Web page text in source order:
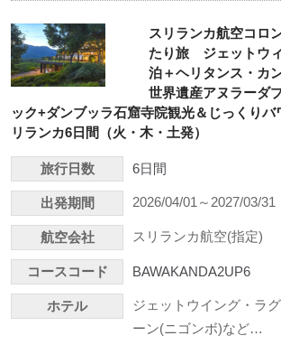
スリランカ航空コロ
たり旅 ジェットウ
泊＋ヘリタンス・カ
世界遺産アヌラーダ
ック+ダンブッラ石窟寺院観光＆じっくりバ
リランカ6日間（火・木・土発）
旅行日数 6日間
出発期間 2026/04/01～2027/03/31
航空会社 スリランカ航空(指定)
コースコード BAWAKANDA2UP6
ホテル
ジェットウイング・ラグ
ーン(ニゴンボ)など…